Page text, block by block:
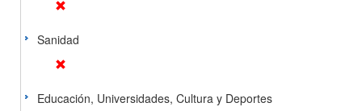
Sanidad
Educación, Universidades, Cultura y Deportes